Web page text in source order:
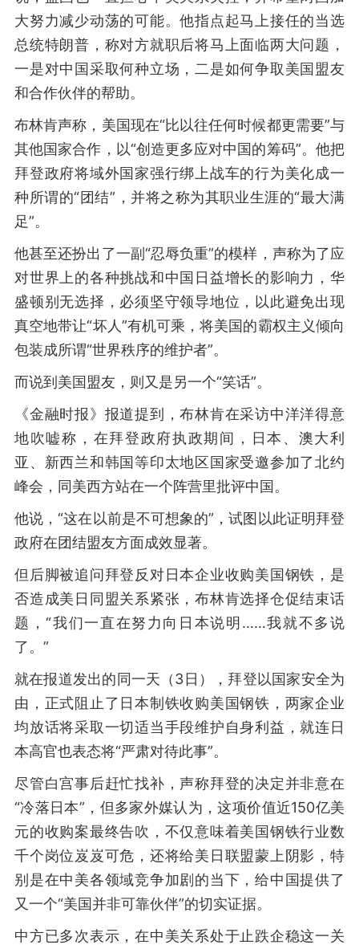
大努力减少动荡的可能。他指点起马上接任的当选
总统特朗普，称对方就职后将马上面临两大问题，
一是对中国采取何种立场，二是如何争取美国盟友
和合作伙伴的帮助。
布林肯声称，美国现在“比以往任何时候都更需要”与
其他国家合作，以“创造更多应对中国的筹码”。他把
拜登政府将域外国家强行绑上战车的行为美化成一
种所谓的“团结”，并将之称为其职业生涯的“最大满
足”。
他甚至还扮出了一副“忍辱负重”的模样，声称为了应
对世界上的各种挑战和中国日益增长的影响力，华
盛顿别无选择，必须坚守领导地位，以此避免出现
真空地带让“坏人”有机可乘，将美国的霸权主义倾向
包装成所谓“世界秩序的维护者”。
而说到美国盟友，则又是另一个“笑话”。
《金融时报》报道提到，布林肯在采访中洋洋得意
地吹嘘称，在拜登政府执政期间，日本、澳大利
亚、新西兰和韩国等印太地区国家受邀参加了北约
峰会，同美西方站在一个阵营里批评中国。
他说，“这在以前是不可想象的”，试图以此证明拜登
政府在团结盟友方面成效显著。
但后脚被追问拜登反对日本企业收购美国钢铁，是
否造成美日同盟关系紧张，布林肯选择仓促结束话
题，“我们一直在努力向日本说明……我就不多说
了。”
就在报道发出的同一天（3日），拜登以国家安全为
由，正式阻止了日本制铁收购美国钢铁，两家企业
均放话将采取一切适当手段维护自身利益，就连日
本高官也表态将“严肃对待此事”。
尽管白宫事后赶忙找补，声称拜登的决定并非意在
“冷落日本”，但多家外媒认为，这项价值近150亿美
元的收购案最终告吹，不仅意味着美国钢铁行业数
千个岗位岌岌可危，还将给美日联盟蒙上阴影，特
别是在中美各领域竞争加剧的当下，给中国提供了
又一个“美国并非可靠伙伴”的切实证据。
中方已多次表示，在中美关系处于止跌企稳这一关